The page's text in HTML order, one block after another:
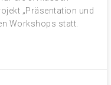
„Präsentation und
Workshops statt.